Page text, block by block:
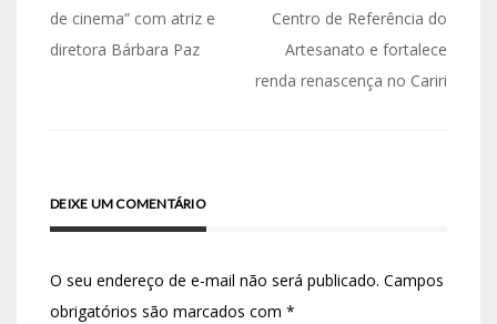
de cinema” com atriz e
diretora Bárbara Paz
Centro de Referência do
Artesanato e fortalece
renda renascença no Cariri
DEIXE UM COMENTÁRIO
O seu endereço de e-mail não será publicado. Campos
obrigatórios são marcados com *